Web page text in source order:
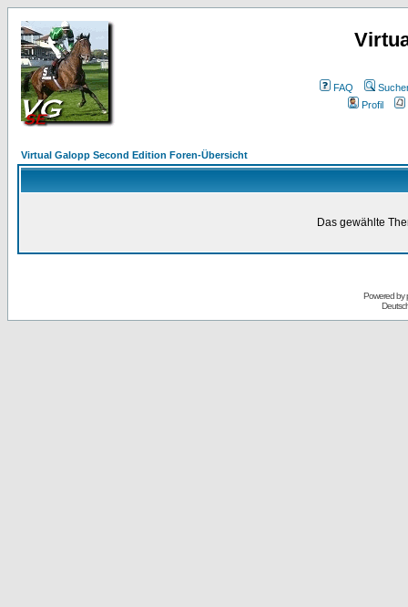
FAQ
Profil
Virtual Galopp Second Edition Foren-Übersicht
Das gewählte
Powered by